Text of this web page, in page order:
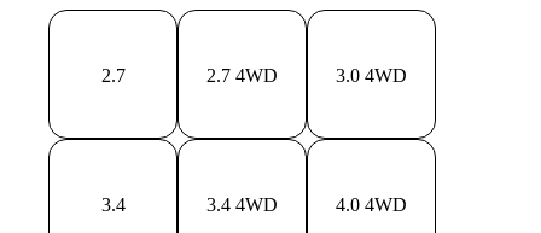
2.7 2.7 4WD 3.0 4WD
3.4 3.4 4WD 4.0 4WD